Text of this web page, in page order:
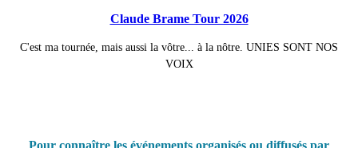
Claude Brame Tour 2026
C'est ma tournée, mais aussi la vôtre... à la nôtre. UNIES SONT NOS
VOIX